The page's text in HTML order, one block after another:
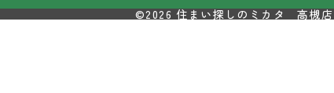
©2026 住まい探しのミカタ 高槻店